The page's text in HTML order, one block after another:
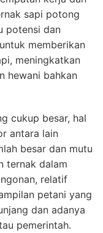
sapi potong
potensi dan
memberikan
meningkatkan
hewani bahkan
cukup besar, hal
antara lain
besar dan mutu
ternak dalam
relatif
petani yang
dan adanya
pemerintah.